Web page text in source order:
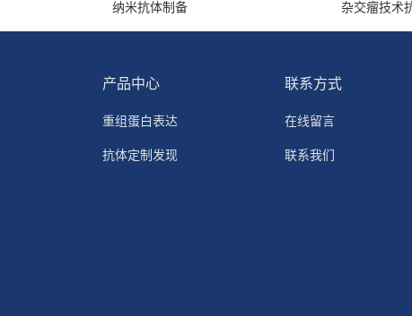
纳米抗体制备 杂交瘤技术
产品中心
重组蛋白表达
抗体定制发现
联系方式
在线留言
联系我们